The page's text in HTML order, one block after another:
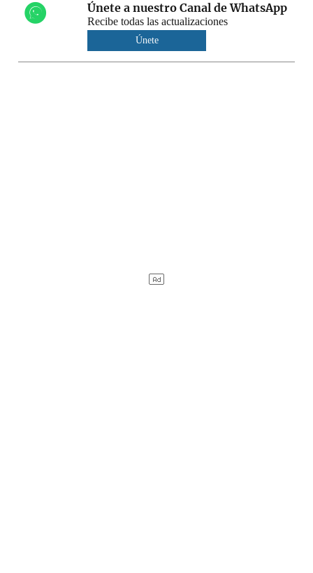
Únete a nuestro Canal de WhatsApp
Recibe todas las actualizaciones
Únete